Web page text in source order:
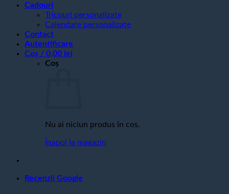
Cadouri
Tricouri personalizate
Calendare personalizate
Contact
Autentificare
Coș / 0,00 lei
Coș
Nu ai niciun produs în coș.
Înapoi la magazin
Recenzii Google